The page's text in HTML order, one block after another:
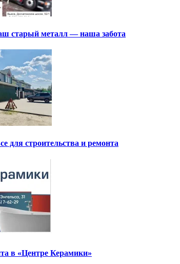
старый металл — наша забота
для строительства и ремонта
в «Центре Керамики»